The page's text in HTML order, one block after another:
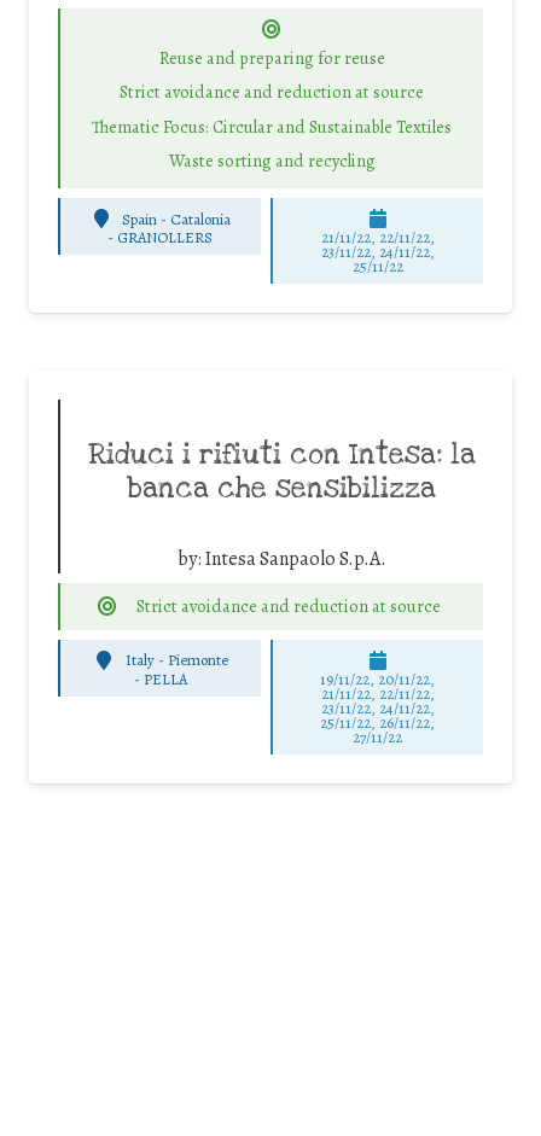
Reuse and preparing for reuse
Strict avoidance and reduction at source
Thematic Focus: Circular and Sustainable Textiles
Waste sorting and recycling
Spain - Catalonia
- GRANOLLERS 21/11/22, 22/11/22,
23/11/22, 24/11/22,
25/11/22
Riduci i rifiuti con Intesa: la
banca che sensibilizza
by:Intesa Sanpaolo S.p.A.
Strict avoidance and reduction at source
Italy - Piemonte
- PELLA 19/11/22, 20/11/22,
21/11/22, 22/11/22,
23/11/22, 24/11/22,
25/11/22, 26/11/22,
27/11/22